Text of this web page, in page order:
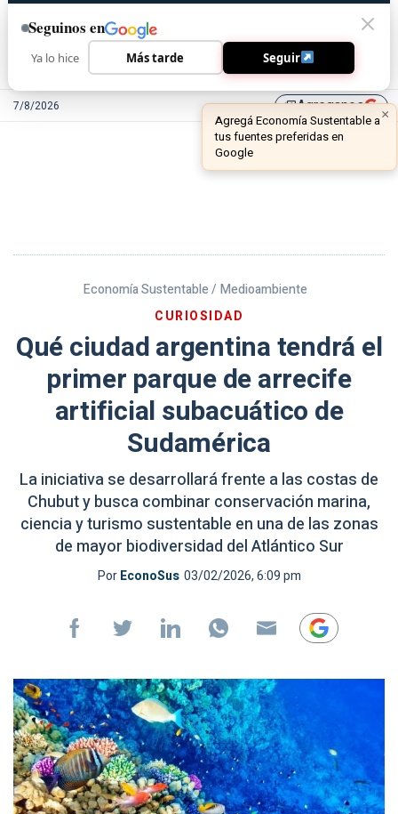
7/8/2026 library_addAgreganos
Economía Sustentable / Medioambiente
CURIOSIDAD
Qué ciudad argentina tendrá el
primer parque de arrecife
artificial subacuático de
Sudamérica
La iniciativa se desarrollará frente a las costas de
Chubut y busca combinar conservación marina,
ciencia y turismo sustentable en una de las zonas
de mayor biodiversidad del Atlántico Sur
PorEconoSus 03/02/2026, 6:09 pm
Seguinos en
Ya lo hice Más tarde Seguir